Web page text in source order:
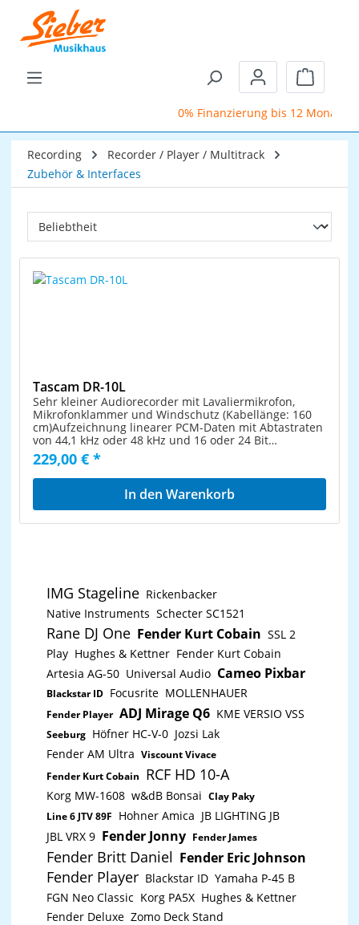
Zum Hauptinhalt springen
0% Finanzierung bis 12 Monate
Recording
Recorder / Player / Multitrack
Zubehör & Interfaces
Tascam DR-10L
Sehr kleiner Audiorecorder mit Lavaliermikrofon,
Mikrofonklammer und Windschutz (Kabellänge: 160
cm)Aufzeichnung linearer PCM-Daten mit Abtastraten
von 44,1 kHz oder 48 kHz und 16 oder 24 Bit
AuflösungNutzt eine Micro-SD- oder Micro-SDHC-
Karte als Aufnahmemedium (bis 32
GByte)Aufnahmeformat: WAV (kompatibel mit BWF-
Format)Schaltbarer Limiter zur Vermeidung von
ÜbersteuerungSchaltbares Trittschallfilter, um
Aufnahmepegel, um im Fall von Übersteuerung auf
eine verzerrungsfreie Datei zurückgreifen zu
könnenSchiebeknopf zum Starten der Aufnahme und
Sperrfunktion, um Fehlbedienung während der
Aufnahme zu verhindernAutomatisches Schließen der
Aufnahmedatei, um bei Störungen den Verlust bereits
aufgezeichneter Daten zu verhindernEingebaute Uhr
speichern praktisch beim Nachbearbeiten und
SuchenBei Bedarf kann der Recorder eine Aufnahme
automatisch in bestimmten zeitlichen Intervallen
(etwa 15 Minuten) mit einer neuen Datei
fortsetzenWiedergabefunktion ermöglicht das
sofortige Überprüfen von
AufnahmenKopfhörerausgangKontrastreiches, gut
einfachen Dateiaustausch mit einem
ComputerMindestens 10 Stunden Aufnahmezeit mit
einer einzelnen AAA-Alkaline-Batterie
(Evolta)Einstellungen können als einer Textdatei auf
einem Computer erstellt und anschließend per USB
auf den Recorder übertragen werdenFirmware-
Aktualisierung über die Speicherkarte möglichIm
Lieferumfang enthalten: Gürtelclip,Etui für Gerät und
Zubehör
229,00 € *
In den Warenkorb
IMG Stageline Rickenbacker
Native Instruments Schecter SC1521
Rane DJ One Fender Kurt Cobain SSL 2
Play Hughes & Kettner Fender Kurt Cobain
Artesia AG-50 Universal Audio Cameo Pixbar
Blackstar ID Focusrite MOLLENHAUER
Fender Player ADJ Mirage Q6 KME VERSIO VSS
Seeburg Höfner HC-V-0 Jozsi Lak
Fender AM Ultra Viscount Vivace
Fender Kurt Cobain RCF HD 10-A
Korg MW-1608 w&dB Bonsai Clay Paky
Line 6 JTV 89F Hohner Amica JB LIGHTING JB
JBL VRX 9 Fender Jonny Fender James
Fender Britt Daniel Fender Eric Johnson
Fender Player Blackstar ID Yamaha P-45 B
FGN Neo Classic Korg PA5X Hughes & Kettner
Fender Deluxe Zomo Deck Stand